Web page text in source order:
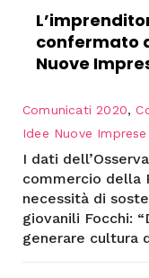
confermato
Nuove
Comunicati 2020,
Idee Nuove Imprese
I dati
commercio della
necessità di
giovanili Focchi:
generare cultura